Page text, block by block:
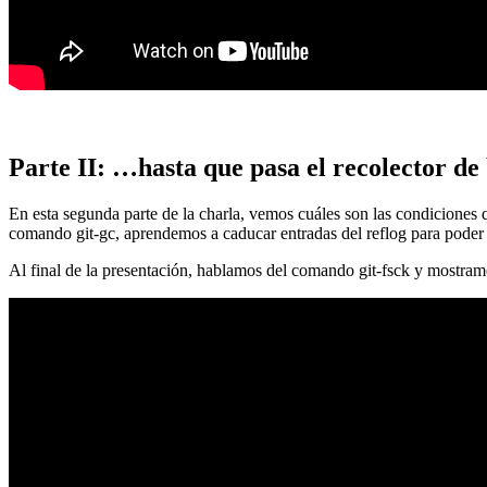
Parte II: …hasta que pasa el recolector de
En esta segunda parte de la charla, vemos cuáles son las
comando git-gc, aprendemos a caducar entradas del reflog para
Al final de la presentación, hablamos del comando git-fsck y